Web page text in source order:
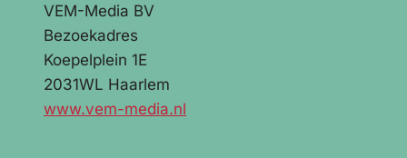
VEM-Media BV
Bezoekadres
Koepelplein 1E
2031WL Haarlem
www.vem-media.nl